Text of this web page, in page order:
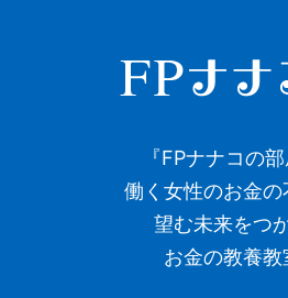
『FPナナコの
働く女性のお金の
望む未来をつ
お金の教養教